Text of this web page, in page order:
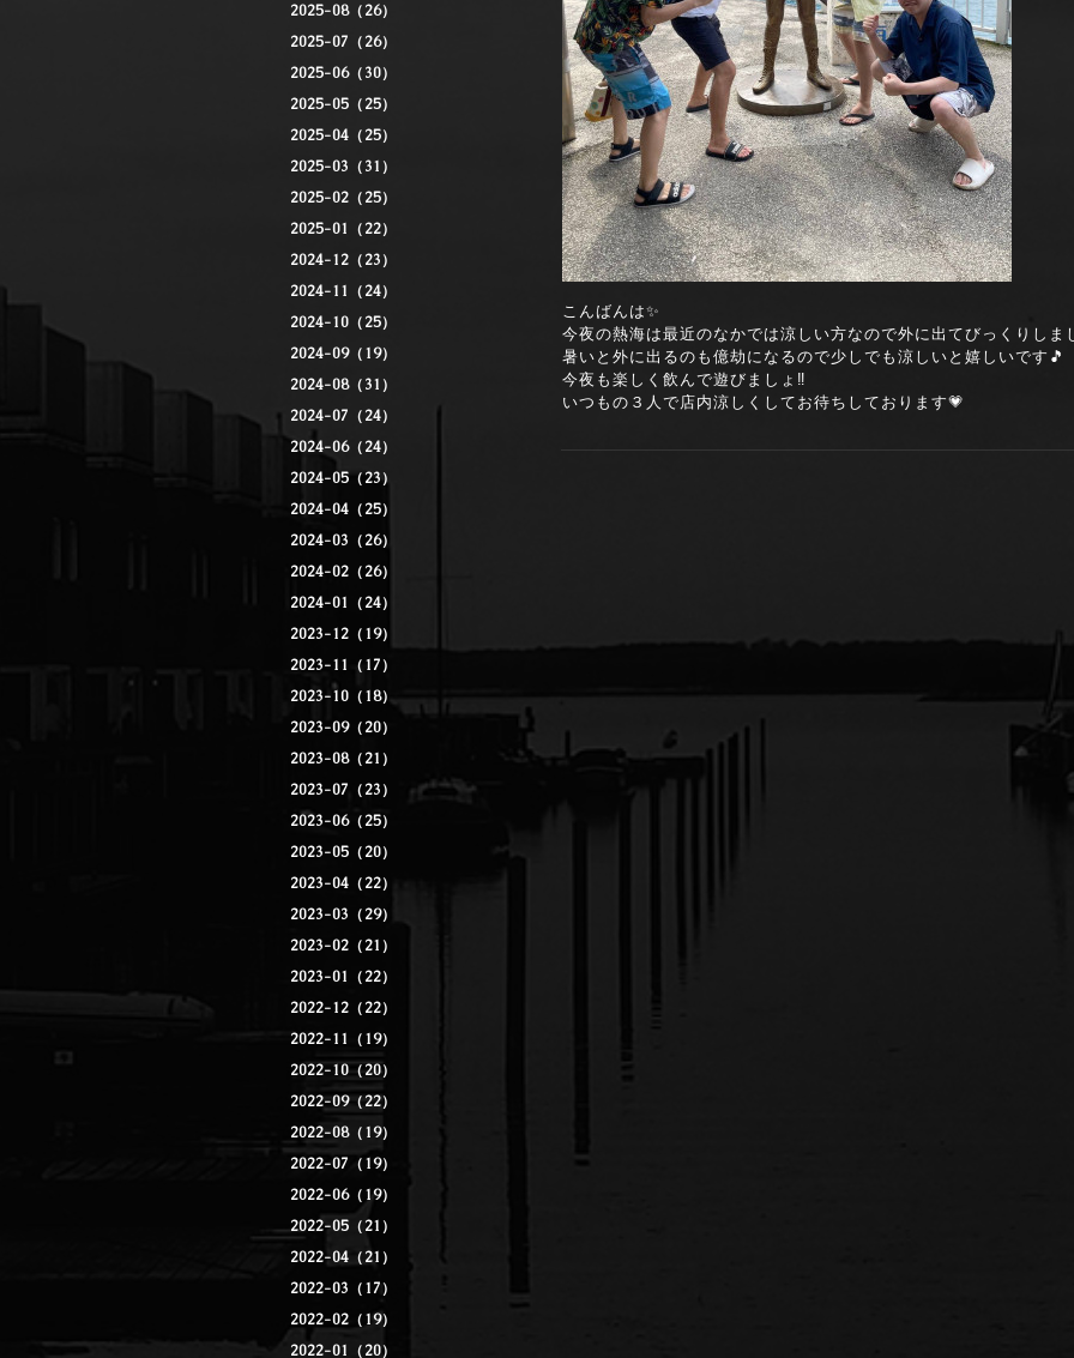
2025-08（26）
2025-07（26）
2025-06（30）
2025-05（25）
2025-04（25）
2025-03（31）
2025-02（25）
2025-01（22）
2024-12（23）
2024-11（24）
2024-10（25）
2024-09（19）
2024-08（31）
2024-07（24）
2024-06（24）
2024-05（23）
2024-04（25）
2024-03（26）
2024-02（26）
2024-01（24）
2023-12（19）
2023-11（17）
2023-10（18）
2023-09（20）
2023-08（21）
2023-07（23）
2023-06（25）
2023-05（20）
2023-04（22）
2023-03（29）
2023-02（21）
2023-01（22）
2022-12（22）
2022-11（19）
2022-10（20）
2022-09（22）
2022-08（19）
2022-07（19）
2022-06（19）
2022-05（21）
2022-04（21）
2022-03（17）
2022-02（19）
2022-01（20）
こんばんは✨
今夜の熱海は最近のなかでは涼しい方なので外に出てびっくりしま
暑いと外に出るのも億劫になるので少しでも涼しいと嬉しいです🎵
今夜も楽しく飲んで遊びましょ‼️
いつもの３人で店内涼しくしてお待ちしております💗